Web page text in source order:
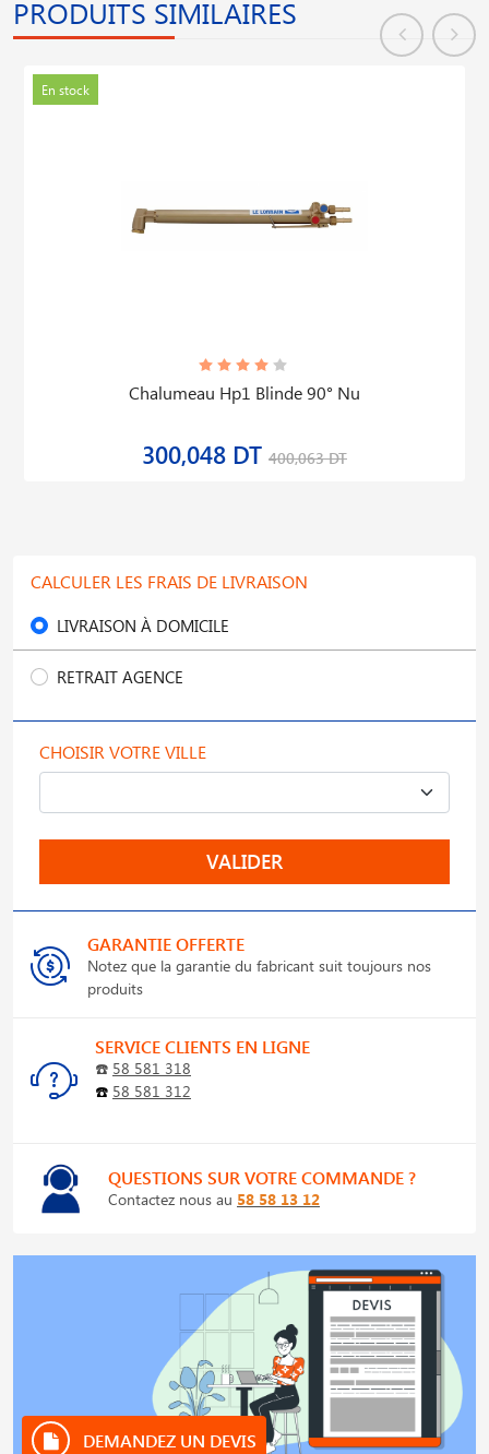
PRODUITS SIMILAIRES
En stock
Chalumeau Hp1 Blinde 90° Nu
300,048 DT 400,063 DT
CALCULER LES FRAIS DE LIVRAISON
LIVRAISON À DOMICILE
RETRAIT AGENCE
CHOISIR VOTRE VILLE
VALIDER
GARANTIE OFFERTE
Notez que la garantie du fabricant suit toujours nos
produits
SERVICE CLIENTS EN LIGNE
☎️ 58 581 318
☎️ 58 581 312
QUESTIONS SUR VOTRE COMMANDE ?
Contactez nous au 58 58 13 12
DEMANDEZ UN DEVIS